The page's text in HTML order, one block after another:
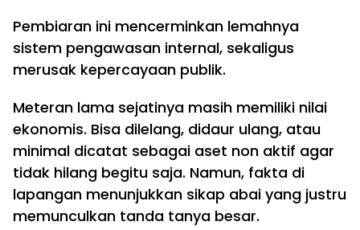
Pembiaran ini mencerminkan lemahnya
sistem pengawasan internal, sekaligus
merusak kepercayaan publik.
Meteran lama sejatinya masih memiliki nilai
ekonomis. Bisa dilelang, didaur ulang, atau
minimal dicatat sebagai aset non aktif agar
tidak hilang begitu saja. Namun, fakta di
lapangan menunjukkan sikap abai yang justru
memunculkan tanda tanya besar.